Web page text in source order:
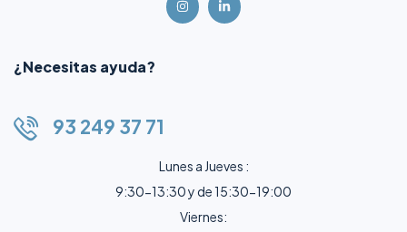
¿Necesitas ayuda?
93 249 37 71
Lunes a Jueves :
9:30-13:30 y de 15:30-19:00
Viernes: